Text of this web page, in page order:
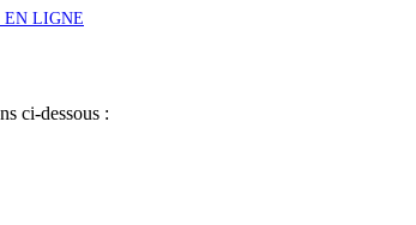
EN LIGNE
ci-dessous :